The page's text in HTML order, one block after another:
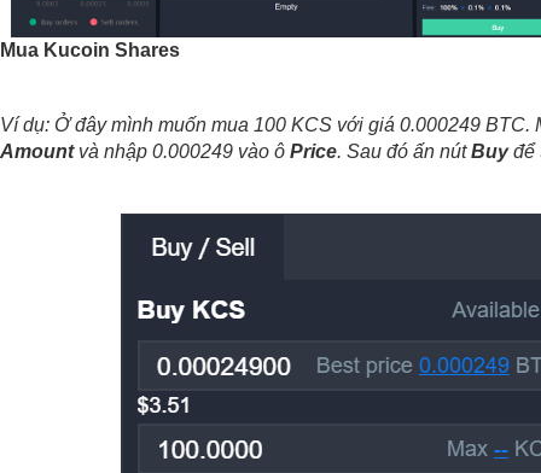
Mua Kucoin Shares
Amount và nhập 0.000249 vào ô Price. Sau đó ấn nút Buy để